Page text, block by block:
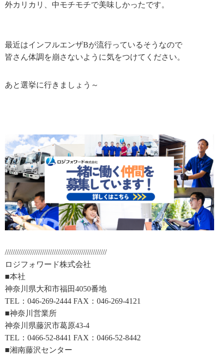
外カリカリ、中モチモチで美味しかったです。
最近はインフルエンザBが流行っているそうなので
皆さん体調を崩さないように気をつけてください。
あと選挙に行きましょう～
////////////////////////////////////////////////////
ロジフォワード株式会社
■本社
神奈川県大和市福田4050番地
TEL：046-269-2444 FAX：046-269-4121
■神奈川営業所
神奈川県藤沢市葛原43-4
TEL：0466-52-8441 FAX：0466-52-8442
■湘南藤沢センター